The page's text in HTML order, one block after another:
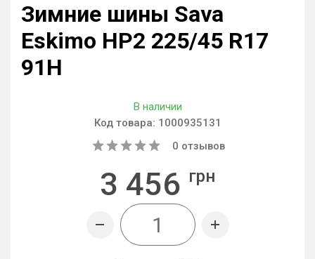
Зимние шины Sava
Eskimo HP2 225/45 R17
91H
В наличии
Код товара: 1000935131
0 отзывов
3 456 грн